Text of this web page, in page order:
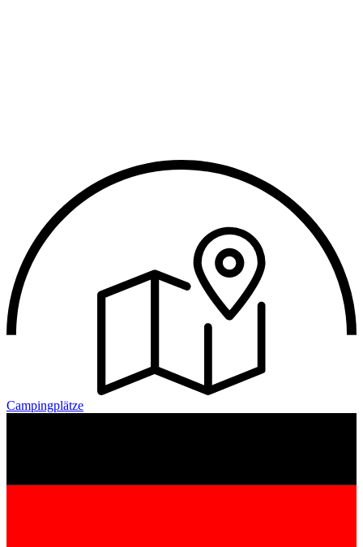
Campingplätze